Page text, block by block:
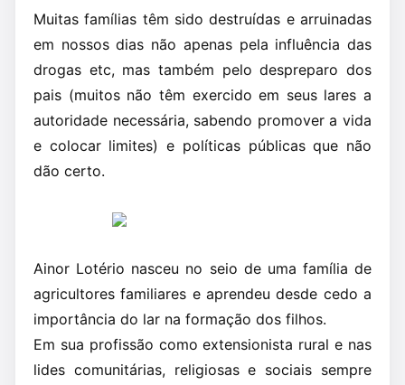
Muitas famílias têm sido destruídas e arruinadas
em nossos dias não apenas pela influência das
drogas etc, mas também pelo despreparo dos
pais (muitos não têm exercido em seus lares a
autoridade necessária, sabendo promover a vida
e colocar limites) e políticas públicas que não
dão certo.
Ainor Lotério nasceu no seio de uma família de
agricultores familiares e aprendeu desde cedo a
importância do lar na formação dos filhos.
Em sua profissão como extensionista rural e nas
lides comunitárias, religiosas e sociais sempre